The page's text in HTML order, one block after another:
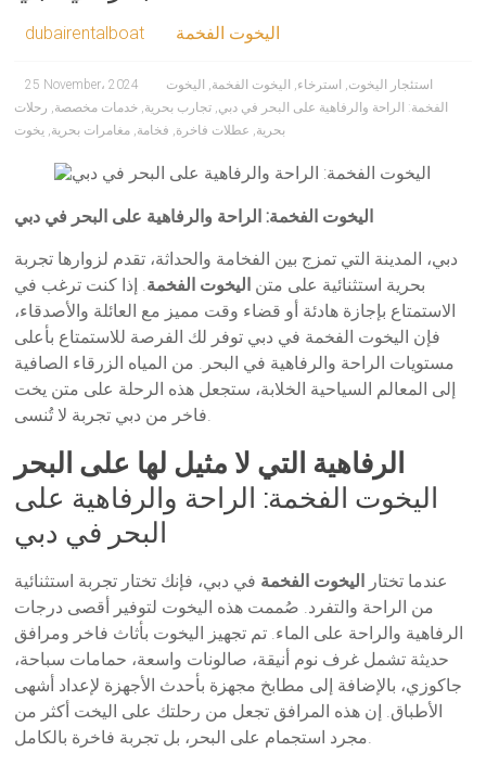
dubairentalboat اليخوت الفخمة
25 November، 2024 استئجار اليخوت, استرخاء, اليخوت الفخمة, اليخوت
الفخمة: الراحة والرفاهية على البحر في دبي, تجارب بحرية, خدمات مخصصة, رحلات
بحرية, عطلات فاخرة, فخامة, مغامرات بحرية, يخوت
اليخوت الفخمة: الراحة والرفاهية على البحر في دبي
دبي، المدينة التي تمزج بين الفخامة والحداثة، تقدم لزوارها تجربة
بحرية استثنائية على متن اليخوت الفخمة. إذا كنت ترغب في
الاستمتاع بإجازة هادئة أو قضاء وقت مميز مع العائلة والأصدقاء،
فإن اليخوت الفخمة في دبي توفر لك الفرصة للاستمتاع بأعلى
مستويات الراحة والرفاهية في البحر. من المياه الزرقاء الصافية
إلى المعالم السياحية الخلابة، ستجعل هذه الرحلة على متن يخت
فاخر من دبي تجربة لا تُنسى.
الرفاهية التي لا مثيل لها على البحر
اليخوت الفخمة: الراحة والرفاهية على
البحر في دبي
عندما تختار اليخوت الفخمة في دبي، فإنك تختار تجربة استثنائية
من الراحة والتفرد. صُممت هذه اليخوت لتوفير أقصى درجات
الرفاهية والراحة على الماء. تم تجهيز اليخوت بأثاث فاخر ومرافق
حديثة تشمل غرف نوم أنيقة، صالونات واسعة، حمامات سباحة،
جاكوزي، بالإضافة إلى مطابخ مجهزة بأحدث الأجهزة لإعداد أشهى
الأطباق. إن هذه المرافق تجعل من رحلتك على اليخت أكثر من
مجرد استجمام على البحر، بل تجربة فاخرة بالكامل.